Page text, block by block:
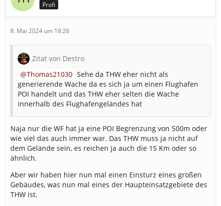
Profi
8. Mai 2024 um 18:26
Zitat von Destro
Thomas21030 Sehe da THW eher nicht als
generierende Wache da es sich ja um einen Flughafen
POI handelt und das THW eher selten die Wache
innerhalb des Flughafengeländes hat
Naja nur die WF hat ja eine POI Begrenzung von 500m oder
wie viel das auch immer war. Das THW muss ja nicht auf
dem Gelände sein, es reichen ja auch die 15 Km oder so
ähnlich.
Aber wir haben hier nun mal einen Einsturz eines großen
Gebäudes, was nun mal eines der Haupteinsatzgebiete des
THW ist.